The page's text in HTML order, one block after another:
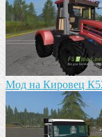
Mод на Кировец